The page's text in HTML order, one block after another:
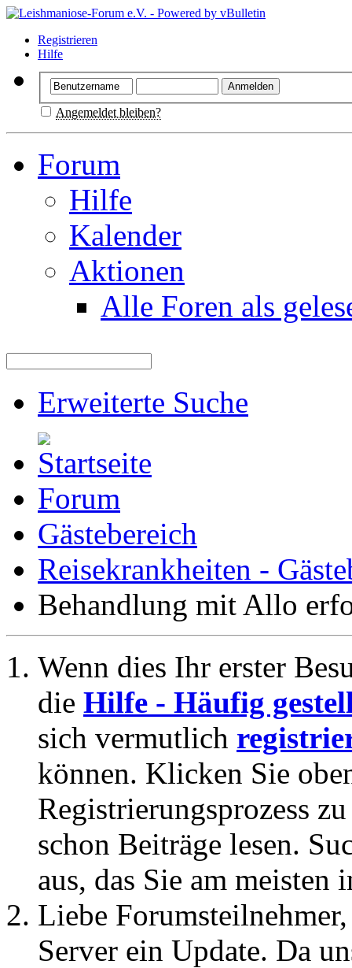
Registrieren
Hilfe
Angemeldet bleiben?
Forum
Hilfe
Kalender
Aktionen
Alle Foren als
Erweiterte Suche
Forum
Gästebereich
Reisekrankheiten -
Behandlung mit Allo
Wenn dies Ihr erster
die Hilfe - Häufig
sich vermutlich
können. Klicken Sie
Registrierungsprozess
schon Beiträge lesen.
aus, das Sie am meisten
Liebe
Server ein Update. Da